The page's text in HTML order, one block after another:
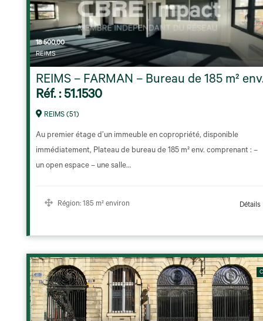
18 500,00
REIMS
REIMS – FARMAN – Bureau de 185 m²
Réf. : 51.1530
REIMS (51)
Au premier étage d’un immeuble en copropriété, disponible
immédiatement, Plateau de bureau de 185 m² env. comprenant : –
un open espace – une salle…
Région: 185 m² environ Détails